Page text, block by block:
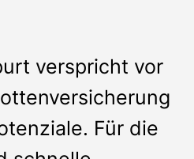
verspricht vor
Für die